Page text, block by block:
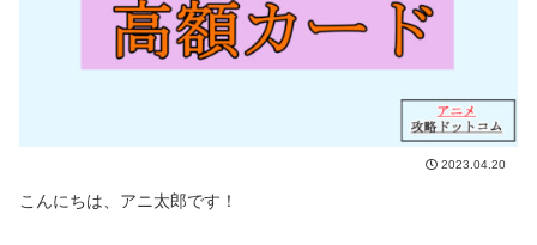
2023.04.20
こんにちは、アニ太郎です！